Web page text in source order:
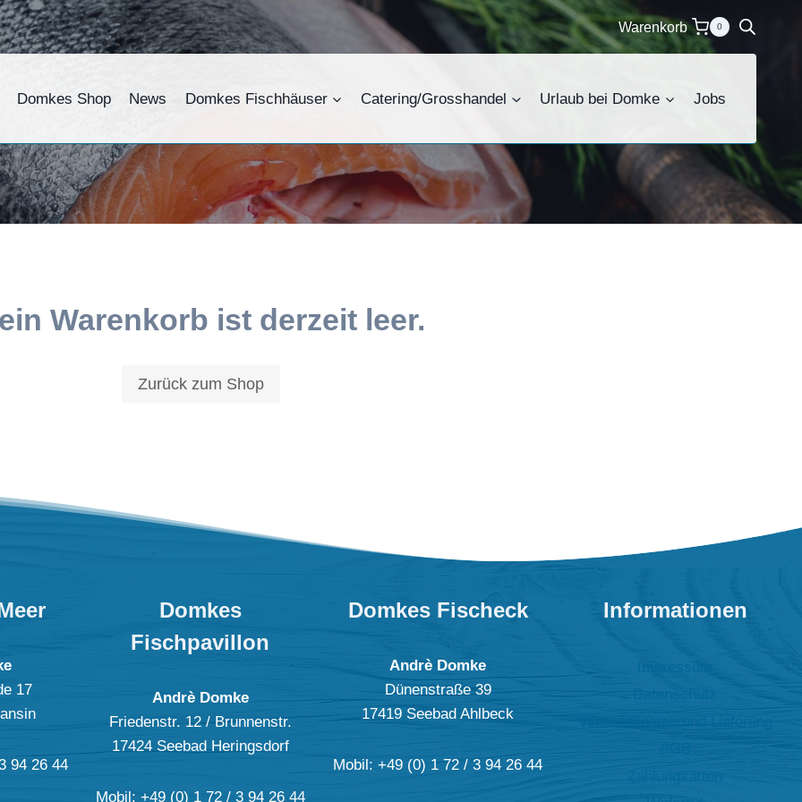
Warenkorb 0
Domkes Shop News Domkes Fischhäuser Catering/Grosshandel Urlaub bei Domke Jobs
Warenkorb ist derzeit leer.
Zurück zum Shop
17
94 26 44
Domkes
Fischpavillon
Andrè Domke
Friedenstr. 12 / Brunnenstr.
17424 Seebad Heringsdorf
Mobil: +49 (0) 1 72 / 3 94 26 44
Domkes Fischeck
Andrè Domke
Dünenstraße 39
17419 Seebad Ahlbeck
Mobil: +49 (0) 1 72 / 3 94 26 44
Informationen
Impressum
Datenschutz